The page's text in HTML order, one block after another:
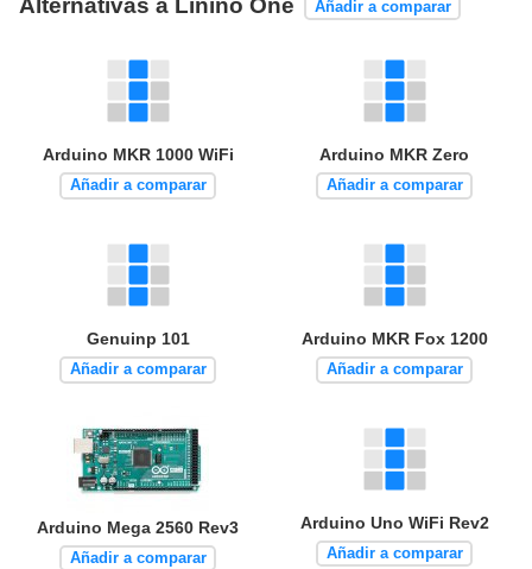
Alternativas a Linino One Añadir a comparar
Arduino MKR 1000 WiFi
Añadir a comparar
Arduino MKR Zero
Añadir a comparar
Genuinp 101
Añadir a comparar
Arduino MKR Fox 1200
Añadir a comparar
Arduino Mega 2560 Rev3
Añadir a comparar
Arduino Uno WiFi Rev2
Añadir a comparar